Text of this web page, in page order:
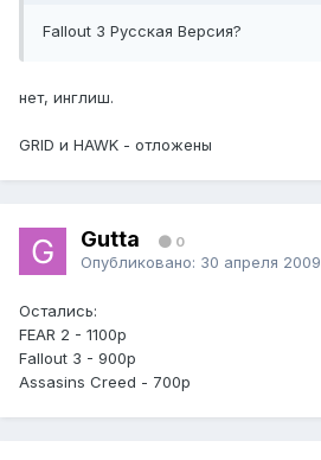
Fallout 3 Русская Версия?
нет, инглиш.
GRID и HAWK - отложены
Gutta 0
Опубликовано: 30 апреля 2009
Остались:
FEAR 2 - 1100р
Fallout 3 - 900р
Assasins Creed - 700р